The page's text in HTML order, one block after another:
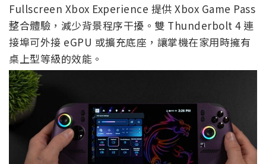
Fullscreen Xbox Experience 提供 Xbox Game Pass
整合體驗，減少背景程序干擾。雙 Thunderbolt 4 連
接埠可外接 eGPU 或擴充底座，讓掌機在家用時擁有
桌上型等級的效能。